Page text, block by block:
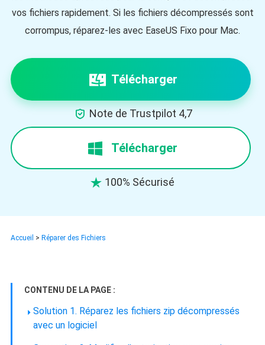
vos fichiers rapidement. Si les fichiers décompressés sont
corrompus, réparez-les avec EaseUS Fixo pour Mac.
Télécharger
 Note de Trustpilot 4,7
Télécharger
 100% Sécurisé
Accueil > Réparer des Fichiers
CONTENU DE LA PAGE :
Solution 1. Réparez les fichiers zip décompressés
avec un logiciel